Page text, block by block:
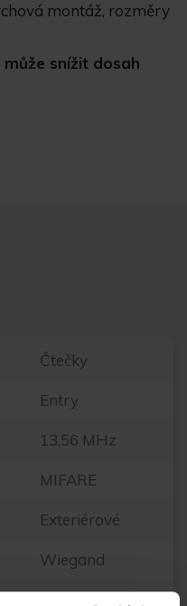
montáž, rozměry
snížit dosah
Čtečky
Entry
13,56 MHz
MIFARE
Exteriérové
Wiegand